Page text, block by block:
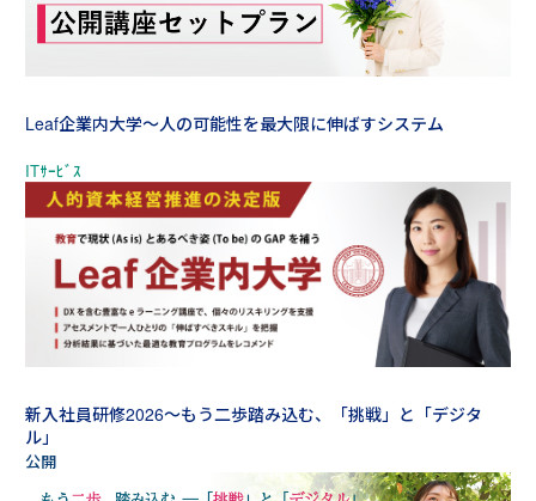
Leaf企業内大学～人の可能性を最大限に伸ばすシステム
新入社員研修2026～もう二歩踏み込む、「挑戦」と「デジタ
ル」